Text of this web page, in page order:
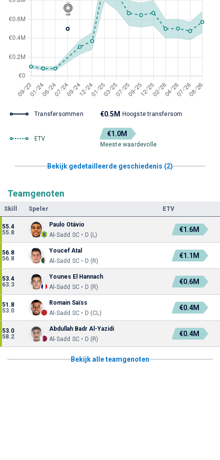
Transfersommen €0.5M Hoogste transfersom
ETV
€1.0M
Meeste waardevolle
Bekijk gedetailleerde geschiedenis (2)
Teamgenoten
Skill Speler ETV
55.4
55.8
Paulo Otávio
Al-Sadd SC • D (L)
€1.6M
56.8
56.8
Youcef Atal
Al-Sadd SC • D (R)
€1.1M
53.4
63.3
Younes El Hannach
Al-Sadd SC • D (R)
€0.6M
51.8
53.0
Romain Saïss
Al-Sadd SC • D (CL)
€0.4M
53.0
58.2
Abdullah Badr Al-Yazidi
Al-Sadd SC • D (R)
€0.4M
Bekijk alle teamgenoten